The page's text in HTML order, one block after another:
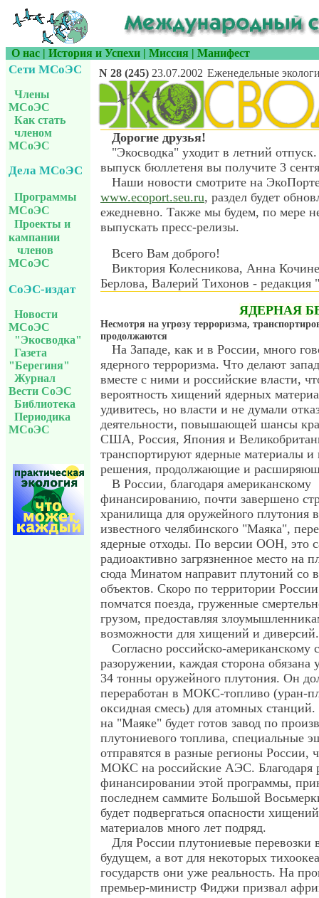
О нас | История и Успехи | Миссия | Манифест
Сети МСоЭС
Члены
МСоЭС
Как стать
членом
МСоЭС
Дела МСоЭС
Программы
МСоЭС
Проекты и
кампании
членов
МСоЭС
СоЭС-издат
Новости
МСоЭС
"Экосводка"
Газета
"Берегиня"
Журнал
Вести СоЭС
Библиотека
Периодика
МСоЭС
N 28 (245) 23.07.2002 Еженедельные
Дорогие друзья!
"Экосводка" уходит в летний
выпуск бюллетеня вы получите 3
Наши новости смотрите на
www.ecoport.seu.ru, раздел будет
ежедневно. Также мы будем, по мере
выпускать пресс-релизы.
Всего Вам доброго!
Виктория Колесникова, Анна
Берлова, Валерий Тихонов - редакция
ЯДЕРНАЯ
Несмотря на угрозу терроризма,
продолжаются
На Западе, как и в России, много
ядерного терроризма. Что делают
вместе с ними и российские власти,
вероятность хищений ядерных
удивитесь, но власти и не думали
деятельности, повышающей шансы
США, Россия, Япония и
транспортируют ядерные материалы
решения, продолжающие и
В России, благодаря американскому
финансированию, почти завершено
хранилища для оружейного плутония
известного челябинского "Маяка",
ядерные отходы. По версии ООН, это
радиоактивно загрязненное место на
сюда Минатом направит плутоний со
объектов. Скоро по территории
помчатся поезда, груженные
грузом, предоставляя
возможности для хищений и диверсий.
Согласно российско-американскому
разоружении, каждая сторона обязана
34 тонны оружейного плутония. Он
переработан в МОКС-топливо (уран-
оксидная смесь) для атомных станций.
на "Маяке" будет готов завод по
плутониевого топлива, специальные
отправятся в разные регионы России,
МОКС на российские АЭС. Благодаря
финансировании этой программы,
последнем саммите Большой
будет подвергаться опасности
материалов много лет подряд.
Для России плутониевые перевозки
будущем, а вот для некоторых
государств они уже реальность. На
премьер-министр Фиджи призвал